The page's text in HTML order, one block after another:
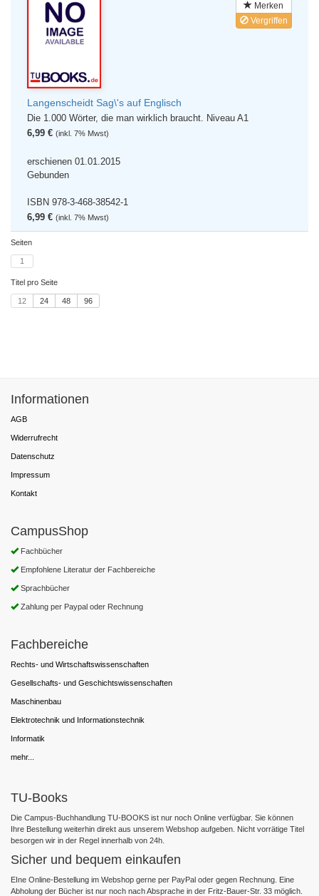
Merken
Vergriffen
Langenscheidt Sag\'s auf Englisch
Die 1.000 Wörter, die man wirklich braucht. Niveau A1
6,99 € (inkl. 7% Mwst)
erschienen 01.01.2015
Gebunden
ISBN 978-3-468-38542-1
6,99 € (inkl. 7% Mwst)
Seiten
1
Titel pro Seite
12 24 48 96
Informationen
AGB
Widerrufrecht
Datenschutz
Impressum
Kontakt
CampusShop
Fachbücher
Empfohlene Literatur der Fachbereiche
Sprachbücher
Zahlung per Paypal oder Rechnung
Fachbereiche
Rechts- und Wirtschaftswissenschaften
Gesellschafts- und Geschichtswissenschaften
Maschinenbau
Elektrotechnik und Informationstechnik
Informatik
mehr...
TU-Books
Die Campus-Buchhandlung TU-BOOKS ist nur noch Online verfügbar. Sie können
Ihre Bestellung weiterhin direkt aus unserem Webshop aufgeben. Nicht vorrätige Titel
besorgen wir in der Regel innerhalb von 24h.
Sicher und bequem einkaufen
EIne Online-Bestellung im Webshop gerne per PayPal oder gegen Rechnung. Eine
Abholung der Bücher ist nur noch nach Absprache in der Fritz-Bauer-Str. 33 möglich.